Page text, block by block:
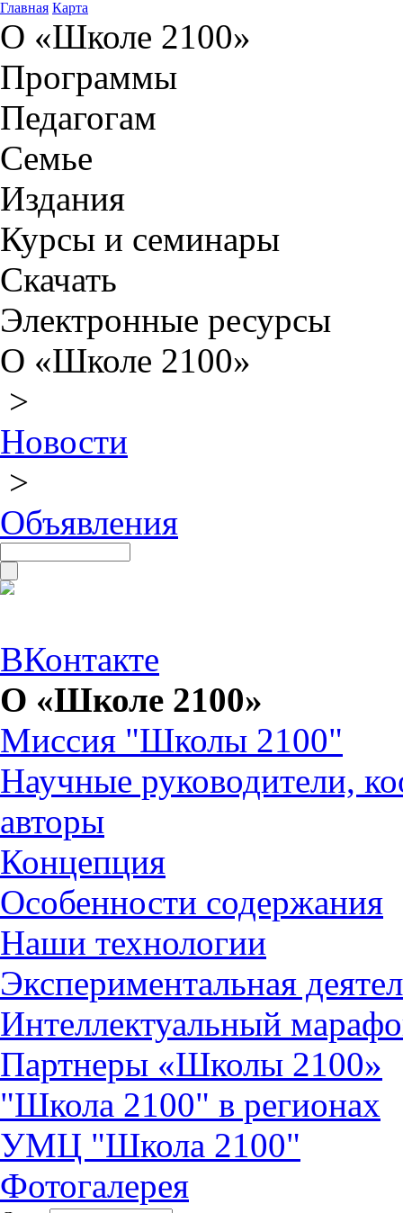
Главная Карта
О «Школе 2100»
Программы
Педагогам
Семье
Издания
Курсы и семинары
Скачать
Электронные ресурсы
О «Школе 2100»
>
Новости
>
Объявления
ВКонтакте
О «Школе 2100»
Миссия "Школы 2100"
Научные руководители,
авторы
Концепция
Особенности содержания
Наши технологии
Экспериментальная
Интеллектуальный
Партнеры «Школы 2100»
"Школа 2100" в регионах
УМЦ "Школа 2100"
Фотогалерея